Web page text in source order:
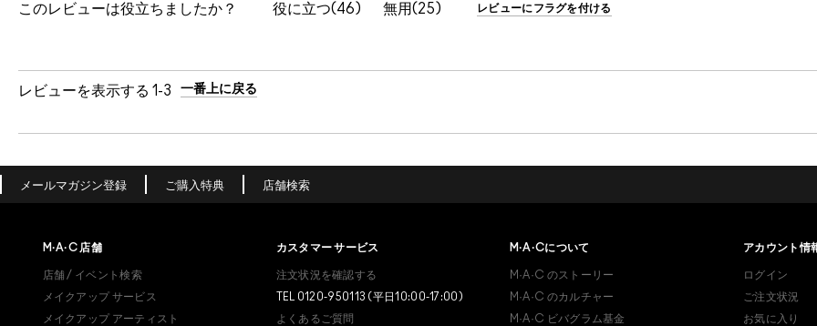
このレビューは役立ちましたか？ 46 25 レビューにフラグを付ける
レビューを表示する 1-3 一番上に戻る
あなたはM･A･Cラバー ロイ
すか？
登録後の初回購入時に10%OFF
メールマガジン登録 ご購入特典 店舗検索
M·A·C 店舗
店舗 / イベント検索
メイクアップ サービス
メイクアップ アーティスト
カスタマー サービス
注文状況を確認する
TEL 0120-950113 (平日10:00-17:00)
よくあるご質問
M·A·Cについて
M·A·C のストーリー
M·A·C のカルチャー
M·A·C ビバグラム基金
アカウント情
ログイン
ご注文状況
お気に入り